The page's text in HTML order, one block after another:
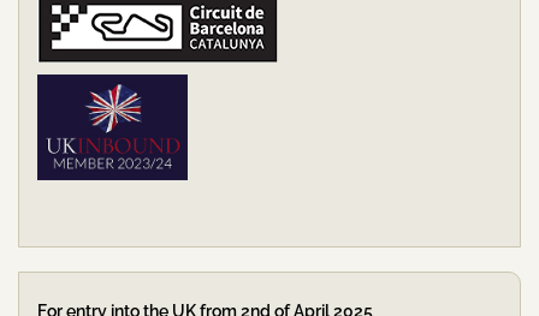
For entry into the UK from 2nd of April 2025